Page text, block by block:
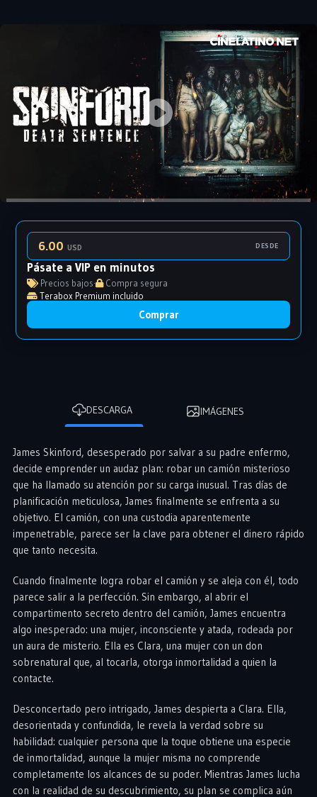
6.00USD DESDE
Pásate a VIP en minutos
Precios bajos·
Compra segura
Terabox Premium incluido
Comprar
DESCARGA IMÁGENES
James Skinford, desesperado por salvar a su padre enfermo,
decide emprender un audaz plan: robar un camión misterioso
que ha llamado su atención por su carga inusual. Tras días de
planificación meticulosa, James finalmente se enfrenta a su
objetivo. El camión, con una custodia aparentemente
impenetrable, parece ser la clave para obtener el dinero rápido
que tanto necesita.
Cuando finalmente logra robar el camión y se aleja con él, todo
parece salir a la perfección. Sin embargo, al abrir el
compartimento secreto dentro del camión, James encuentra
algo inesperado: una mujer, inconsciente y atada, rodeada por
un aura de misterio. Ella es Clara, una mujer con un don
sobrenatural que, al tocarla, otorga inmortalidad a quien la
contacte.
Desconcertado pero intrigado, James despierta a Clara. Ella,
desorientada y confundida, le revela la verdad sobre su
habilidad: cualquier persona que la toque obtiene una especie
de inmortalidad, aunque la mujer misma no comprende
completamente los alcances de su poder. Mientras James lucha
con la realidad de su descubrimiento, su plan se complica aún